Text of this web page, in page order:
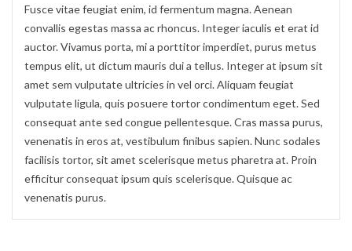
Fusce vitae feugiat enim, id fermentum magna. Aenean
convallis egestas massa ac rhoncus. Integer iaculis et erat id
auctor. Vivamus porta, mi a porttitor imperdiet, purus metus
tempus elit, ut dictum mauris dui a tellus. Integer at ipsum sit
amet sem vulputate ultricies in vel orci. Aliquam feugiat
vulputate ligula, quis posuere tortor condimentum eget. Sed
consequat ante sed congue pellentesque. Cras massa purus,
venenatis in eros at, vestibulum finibus sapien. Nunc sodales
facilisis tortor, sit amet scelerisque metus pharetra at. Proin
efficitur consequat ipsum quis scelerisque. Quisque ac
venenatis purus.